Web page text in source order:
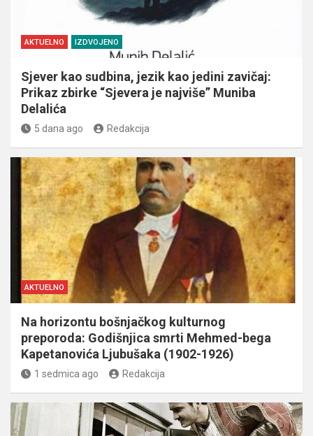
AKTUELNO IZDVOJENO
Sjever kao sudbina, jezik kao jedini zavičaj:
Prikaz zbirke “Sjevera je najviše” Muniba
Delalića
5 dana ago Redakcija
AKTUELNO
Na horizontu bošnjačkog kulturnog
preporoda: Godišnjica smrti Mehmed-bega
Kapetanovića Ljubušaka (1902-1926)
1 sedmica ago Redakcija